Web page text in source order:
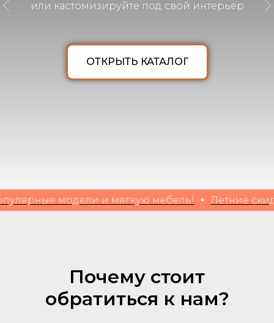
разместить мебель и какие выбрать
или кастомизируйте под свой интерьер
ОТКРЫТЬ КАТАЛОГ
модели и мягкую мебель! Летние скидки
Почему стоит
обратиться к нам?